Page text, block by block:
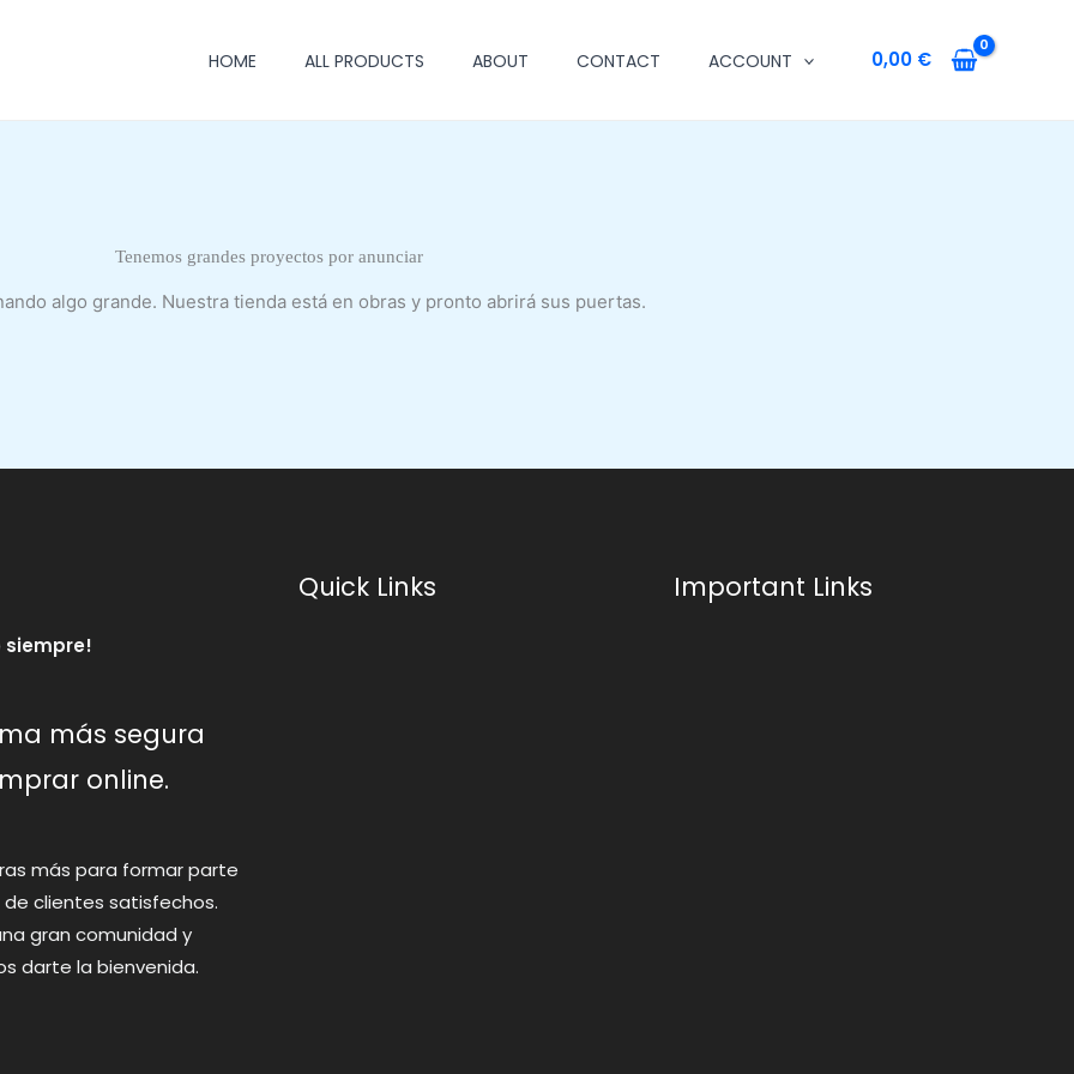
HOME ALL PRODUCTS ABOUT CONTACT ACCOUNT 0,00 €
Tenemos grandes proyectos por anunciar
algo grande. Nuestra tienda está en obras y pronto abrirá sus puertas.
siempre!
más segura
online.
más para formar parte
de clientes satisfechos.
gran comunidad y
darte la bienvenida.
Quick Links Important Links